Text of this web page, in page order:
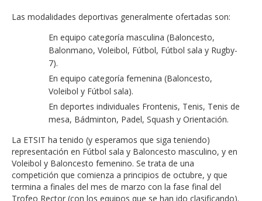
Las modalidades deportivas generalmente ofertadas son:
En equipo categoría masculina (Baloncesto,
Balonmano, Voleibol, Fútbol, Fútbol sala y Rugby-
7).
En equipo categoría femenina (Baloncesto,
Voleibol y Fútbol sala).
En deportes individuales Frontenis, Tenis, Tenis de
mesa, Bádminton, Padel, Squash y Orientación.
La ETSIT ha tenido (y esperamos que siga teniendo)
representación en Fútbol sala y Baloncesto masculino, y en
Voleibol y Baloncesto femenino. Se trata de una
competición que comienza a principios de octubre, y que
termina a finales del mes de marzo con la fase final del
Trofeo Rector (con los equipos que se han ido clasificando).